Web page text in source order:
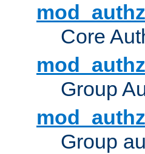
Core
Group
Group